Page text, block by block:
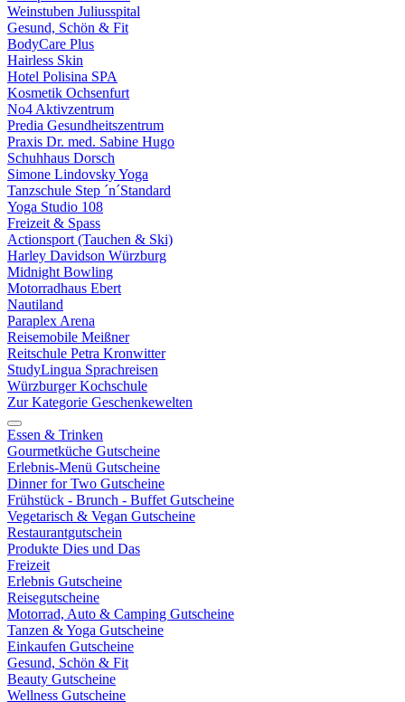
Weinstuben Juliusspital
Gesund, Schön & Fit
BodyCare Plus
Hairless Skin
Hotel Polisina SPA
Kosmetik Ochsenfurt
No4 Aktivzentrum
Predia Gesundheitszentrum
Praxis Dr. med. Sabine Hugo
Schuhhaus Dorsch
Simone Lindovsky Yoga
Tanzschule Step ´n´Standard
Yoga Studio 108
Freizeit & Spass
Actionsport (Tauchen & Ski)
Harley Davidson Würzburg
Midnight Bowling
Motorradhaus Ebert
Nautiland
Paraplex Arena
Reisemobile Meißner
Reitschule Petra Kronwitter
StudyLingua Sprachreisen
Würzburger Kochschule
Zur Kategorie Geschenkewelten
Essen & Trinken
Gourmetküche Gutscheine
Erlebnis-Menü Gutscheine
Dinner for Two Gutscheine
Frühstück - Brunch - Buffet Gutscheine
Vegetarisch & Vegan Gutscheine
Restaurantgutschein
Produkte Dies und Das
Freizeit
Erlebnis Gutscheine
Reisegutscheine
Motorrad, Auto & Camping Gutscheine
Tanzen & Yoga Gutscheine
Einkaufen Gutscheine
Gesund, Schön & Fit
Beauty Gutscheine
Wellness Gutscheine